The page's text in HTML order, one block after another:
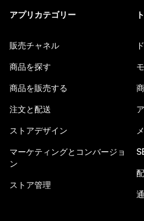
アプリカテゴリー
販売チャネル
商品を探す
商品を販売する
注文と配送
ストアデザイン
マーケティングとコンバージョ
ン
ストア管理